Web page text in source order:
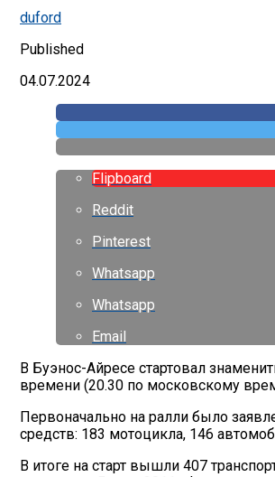
duford
Published
04.07.2024
Flipboard
Reddit
Pinterest
Whatsapp
Whatsapp
Email
В Буэнос-Айресе стартовал
времени (20.30 по московскому
Первоначально на ралли было
средств: 183 мотоцикла, 146
В итоге на старт вышли 407